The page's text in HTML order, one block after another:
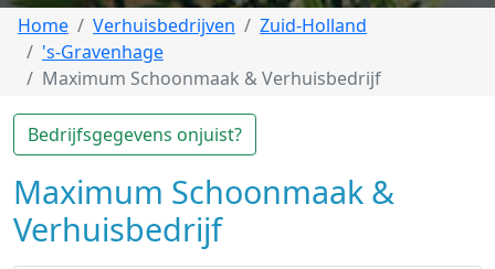
Home Verhuisbedrijven
Zuid-Holland
's-Gravenhage
Maximum Schoonmaak & Verhuisbedrijf
Bedrijfsgegevens onjuist?
Maximum Schoonmaak &
Verhuisbedrijf